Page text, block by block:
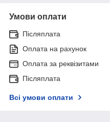
Умови оплати
Післяплата
Оплата на рахунок
Оплата за реквізитами
Післяплата
Всі умови оплати